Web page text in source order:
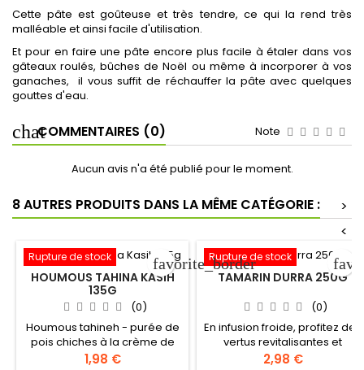
Cette pâte est goûteuse et très tendre, ce qui la rend très
malléable et ainsi facile d'utilisation.
Et pour en faire une pâte encore plus facile à étaler dans vos
gâteaux roulés, bûches de Noël ou même à incorporer à vos
ganaches, il vous suffit de réchauffer la pâte avec quelques
gouttes d'eau.
COMMENTAIRES (0) Note
Aucun avis n'a été publié pour le moment.
8 AUTRES PRODUITS DANS LA MÊME CATÉGORIE :
>
<
Rupture de stock
HOUMOUS TAHINA KASIH
135G
(0)
Houmous tahineh - purée de
pois chiches à la crème de
sésame Origine : Jordanie
1,98 €
favorite_border
Rupture de stock
TAMARIN DURRA 250G
(0)
En infusion froide, profitez des
vertus revitalisantes et
rafraichissantes du jus de
2,98 €